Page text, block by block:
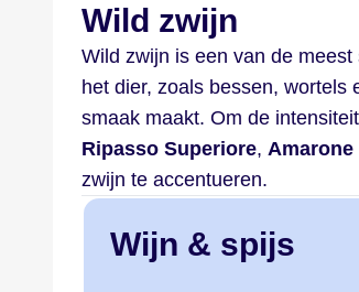
Wild zwijn
Wild zwijn is een van de
het dier, zoals bessen, wortels
smaak maakt. Om de
Ripasso Superiore, Amarone
zwijn te accentueren.
Wijn & spijs